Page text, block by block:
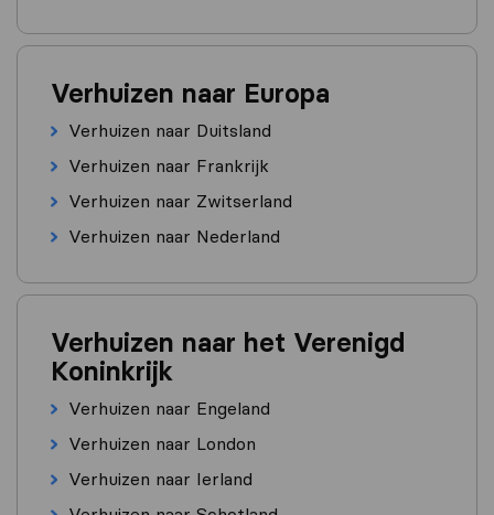
Verhuizen naar Europa
Verhuizen naar Duitsland
Verhuizen naar Frankrijk
Verhuizen naar Zwitserland
Verhuizen naar Nederland
Verhuizen naar het Verenigd
Koninkrijk
Verhuizen naar Engeland
Verhuizen naar London
Verhuizen naar Ierland